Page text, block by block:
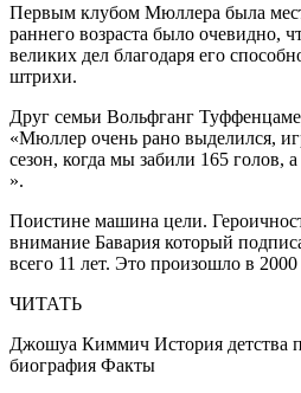
Первым клубом Мюллера была
раннего возраста было очевидно,
великих дел благодаря его
штрихи.
Друг семьи Вольфганг
«Мюллер очень рано выделился,
сезон, когда мы забили 165 голов,
».
Поистине машина цели.
внимание Бавария который
всего 11 лет. Это произошло в 2000
ЧИТАТЬ
Джошуа Киммич История детства
биография Факты